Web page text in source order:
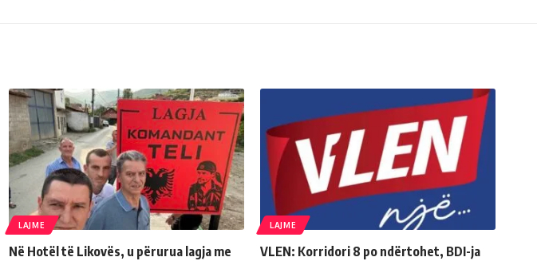
LAJME
Në Hotël të Likovës, u përurua lagja me
LAJME
VLEN: Korridori 8 po ndërtohet, BDI-ja